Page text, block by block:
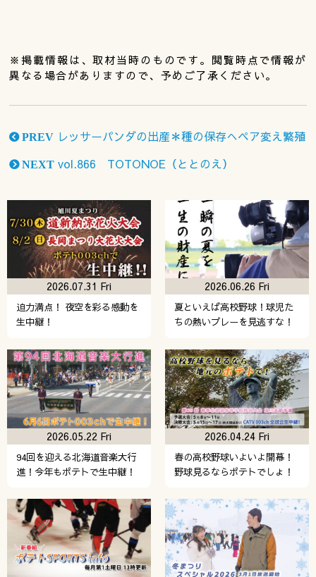
※掲載情報は、取材当時のものです。閲覧時点で情報が
異なる場合がありますので、予めご了承ください。
PREV レッサーパンダの出産＊種の保存へペア変え繁殖
NEXT vol.866 TOTONOE（ととのえ）
迫力満点！ 夜空を彩る感動を
生中継！
2026.07.31 Fri
夏といえば高校野球！球児た
ちの熱いプレーを見逃すな！
2026.06.26 Fri
94回を迎える北海道音楽大行
進！今年もポテトで生中継！
2026.05.22 Fri
春の高校野球いよいよ開幕！
野球見るならポテトでしょ！
2026.04.24 Fri